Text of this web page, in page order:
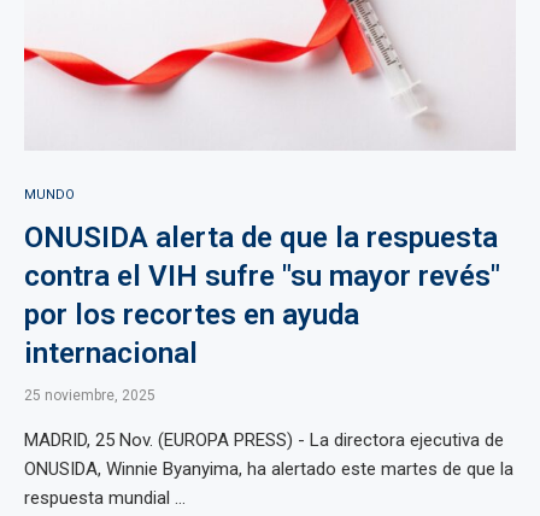
MUNDO
ONUSIDA alerta de que la respuesta
contra el VIH sufre "su mayor revés"
por los recortes en ayuda
internacional
25 noviembre, 2025
MADRID, 25 Nov. (EUROPA PRESS) - La directora ejecutiva de
ONUSIDA, Winnie Byanyima, ha alertado este martes de que la
respuesta mundial ...